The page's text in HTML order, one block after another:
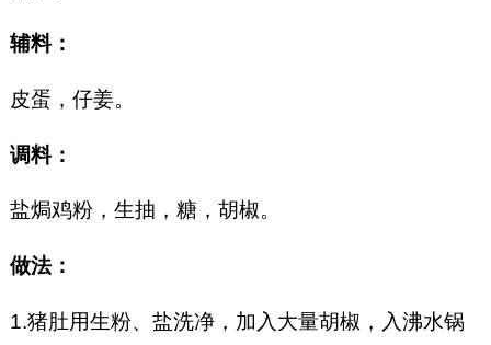
辅料：
皮蛋，仔姜。
调料：
盐焗鸡粉，生抽，糖，胡椒。
做法：
1.猪肚用生粉、盐洗净，加入大量胡椒，入沸水锅